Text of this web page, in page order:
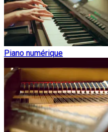
Piano numérique